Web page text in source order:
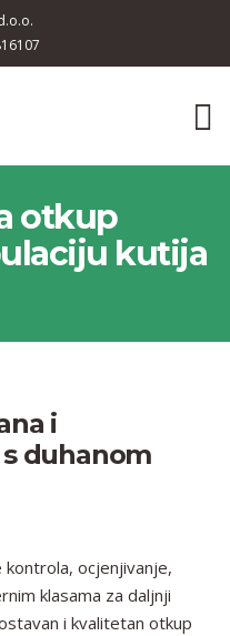
otkup
kutija
i
duhanom
kontrola, ocjenjivanje,
klasama za daljnji
i kvalitetan otkup